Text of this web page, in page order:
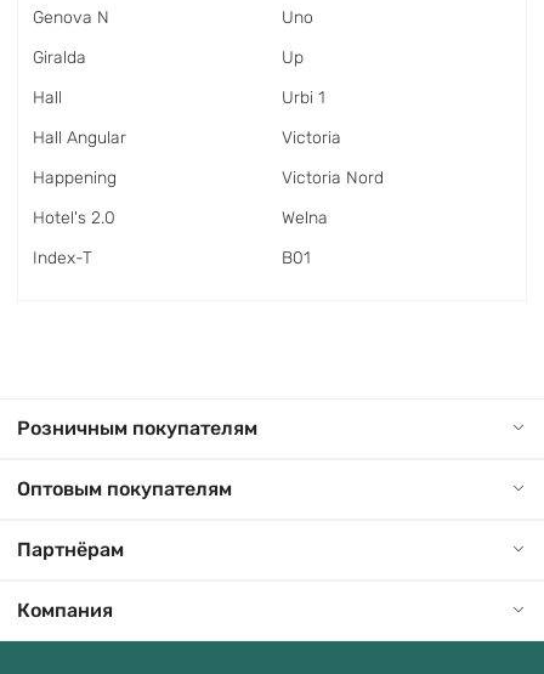
Genova N
Giralda
Hall
Hall Angular
Happening
Hotel's 2.0
Index-T
Uno
Up
Urbi 1
Victoria
Victoria Nord
Welna
В01
Розничным покупателям
Оптовым покупателям
Партнёрам
Компания